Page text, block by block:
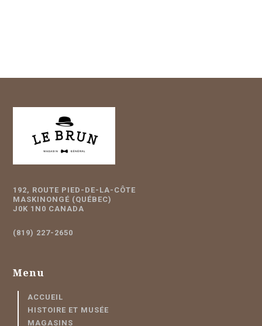
192, ROUTE PIED-DE-LA-CÔTE
MASKINONGÉ (QUÉBEC)
J0K 1N0 CANADA
(819) 227-2650
Menu
ACCUEIL
HISTOIRE ET MUSÉE
MAGASINS